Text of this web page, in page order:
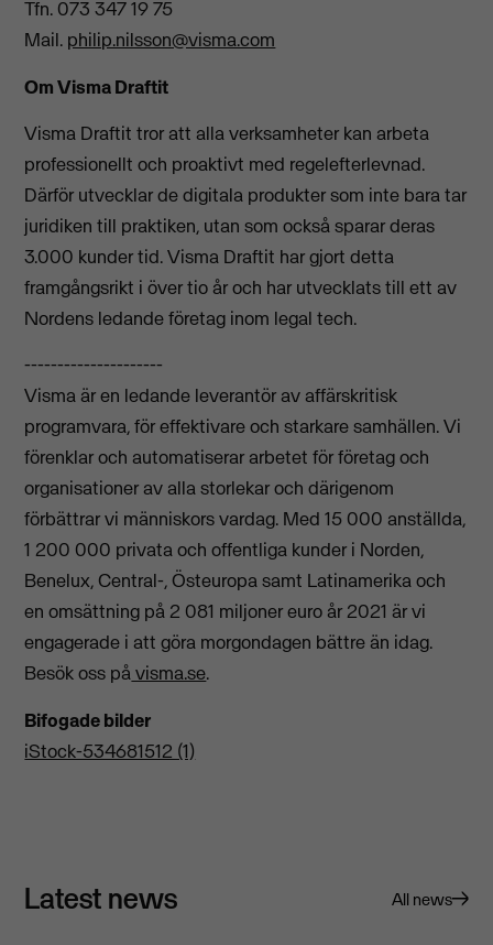
Tfn. 073 347 19 75
Mail. philip.nilsson@visma.com
Om Visma Draftit
Visma Draftit tror att alla verksamheter kan arbeta
professionellt och proaktivt med regelefterlevnad.
Därför utvecklar de digitala produkter som inte bara tar
juridiken till praktiken, utan som också sparar deras
3.000 kunder tid. Visma Draftit har gjort detta
framgångsrikt i över tio år och har utvecklats till ett av
Nordens ledande företag inom legal tech.
---------------------
Visma är en ledande leverantör av affärskritisk
programvara, för effektivare och starkare samhällen. Vi
förenklar och automatiserar arbetet för företag och
organisationer av alla storlekar och därigenom
förbättrar vi människors vardag. Med 15 000 anställda,
1 200 000 privata och offentliga kunder i Norden,
Benelux, Central-, Östeuropa samt Latinamerika och
en omsättning på 2 081 miljoner euro år 2021 är vi
engagerade i att göra morgondagen bättre än idag.
Besök oss påvisma.se.
Bifogade bilder
iStock-534681512 (1)
Latest news All news